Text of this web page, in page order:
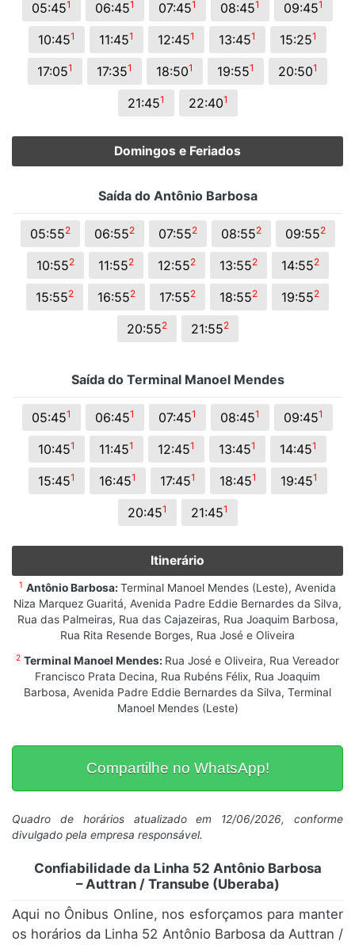
05:451 06:451 07:451 08:451 09:451
10:451 11:451 12:451 13:451 15:251
17:051 17:351 18:501 19:551 20:501
21:451 22:401
Domingos e Feriados
Saída do Antônio Barbosa
05:552 06:552 07:552 08:552 09:552
10:552 11:552 12:552 13:552 14:552
15:552 16:552 17:552 18:552 19:552
20:552 21:552
Saída do Terminal Manoel Mendes
05:451 06:451 07:451 08:451 09:451
10:451 11:451 12:451 13:451 14:451
15:451 16:451 17:451 18:451 19:451
20:451 21:451
Itinerário
1 Antônio Barbosa: Terminal Manoel Mendes (Leste), Avenida
Niza Marquez Guaritá, Avenida Padre Eddie Bernardes da Silva,
Rua das Palmeiras, Rua das Cajazeiras, Rua Joaquim Barbosa,
Rua Rita Resende Borges, Rua José e Oliveira
2 Terminal Manoel Mendes: Rua José e Oliveira, Rua Vereador
Francisco Prata Decina, Rua Rubéns Félix, Rua Joaquim
Barbosa, Avenida Padre Eddie Bernardes da Silva, Terminal
Manoel Mendes (Leste)
Compartilhe no WhatsApp!
Quadro de horários atualizado em 12/06/2026, conforme
divulgado pela empresa responsável.
Confiabilidade da Linha 52 Antônio Barbosa
– Auttran / Transube (Uberaba)
Aqui no Ônibus Online, nos esforçamos para manter
os horários da Linha 52 Antônio Barbosa da Auttran /